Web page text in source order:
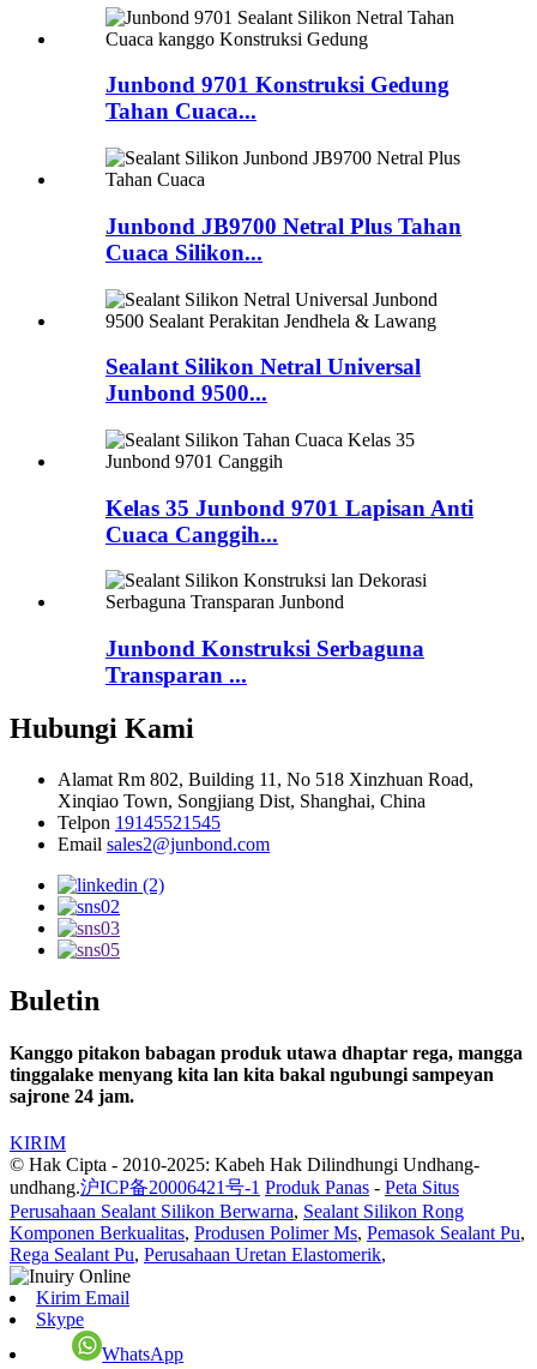
Junbond 9701 Konstruksi Gedung
Tahan Cuaca...
Junbond JB9700 Netral Plus Tahan
Cuaca Silikon...
Sealant Silikon Netral Universal
Junbond 9500...
Kelas 35 Junbond 9701 Lapisan Anti
Cuaca Canggih...
Junbond Konstruksi Serbaguna
Transparan ...
Hubungi Kami
Alamat Rm 802, Building 11, No 518 Xinzhuan Road,
Xinqiao Town, Songjiang Dist, Shanghai, China
Telpon 19145521545
Email sales2@junbond.com
Buletin
Kanggo pitakon babagan produk utawa dhaptar rega, mangga
tinggalake menyang kita lan kita bakal ngubungi sampeyan
sajrone 24 jam.
KIRIM
© Hak Cipta - 2010-2025: Kabeh Hak Dilindhungi Undhang-
undhang.沪ICP备20006421号-1 Produk Panas - Peta Situs
Perusahaan Sealant Silikon Berwarna, Sealant Silikon Rong
Komponen Berkualitas, Produsen Polimer Ms, Pemasok Sealant Pu,
Rega Sealant Pu, Perusahaan Uretan Elastomerik,
Kirim Email
Skype
WhatsApp